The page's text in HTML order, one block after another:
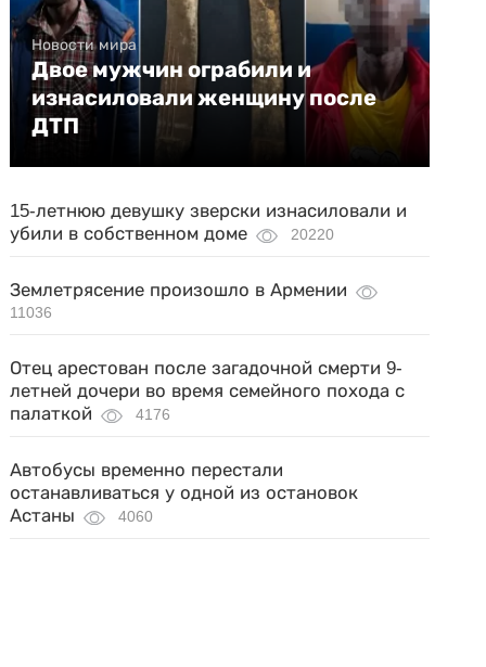
Новости мира
Двое мужчин ограбили и
изнасиловали женщину после
ДТП
15-летнюю девушку зверски изнасиловали и
убили в собственном доме
20220
Землетрясение произошло в Армении
11036
Отец арестован после загадочной смерти 9-
летней дочери во время семейного похода с
палаткой
4176
Автобусы временно перестали
останавливаться у одной из остановок
Астаны
4060